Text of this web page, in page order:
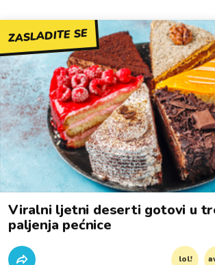
ZASLADITE SE
Viralni ljetni deserti gotovi u
paljenja pećnice
lol!